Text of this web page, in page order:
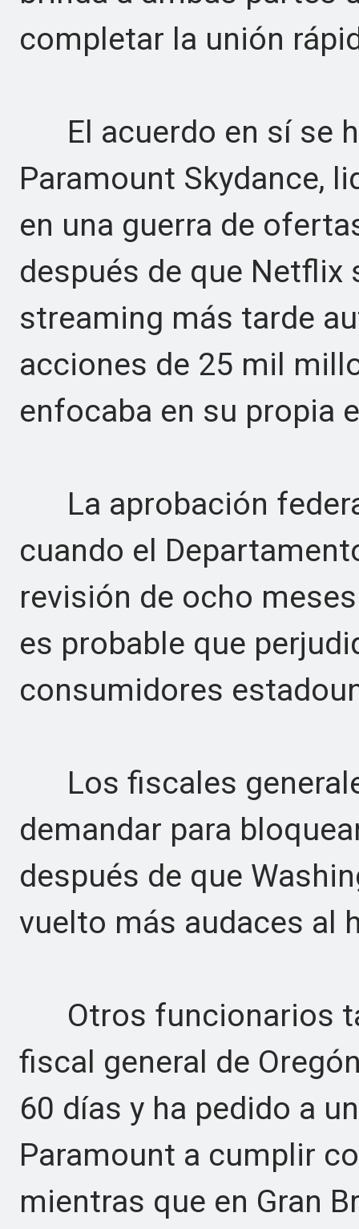
completar la unión
El acuerdo en sí se
Paramount Skydance,
en una guerra de
después de que Netflix
streaming más tarde
acciones de 25 mil
enfocaba en su propia
La aprobación
cuando el
revisión de ocho
es probable que
consumidores
Los fiscales
demandar para
después de que
vuelto más audaces al
Otros funcionarios
fiscal general de
60 días y ha pedido a
Paramount a cumplir
mientras que en Gran